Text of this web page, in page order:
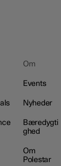
Om
Events
Nyheder
Bæredygti
ghed
Om
Polestar